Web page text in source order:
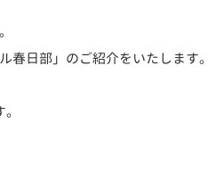
春日部」のご紹介をいたします。